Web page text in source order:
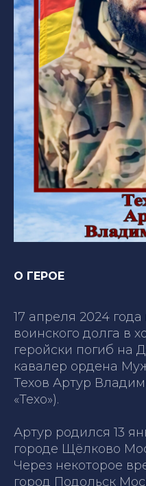
О ГЕРОЕ
17 апреля 2024
воинского долга в
геройски погиб на
кавалер ордена
Техов Артур
«Техо»).
Артур родился 13
городе Щёлково
Через некоторое
город Подольск